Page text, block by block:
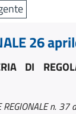
26
DI
REGIONALE n.